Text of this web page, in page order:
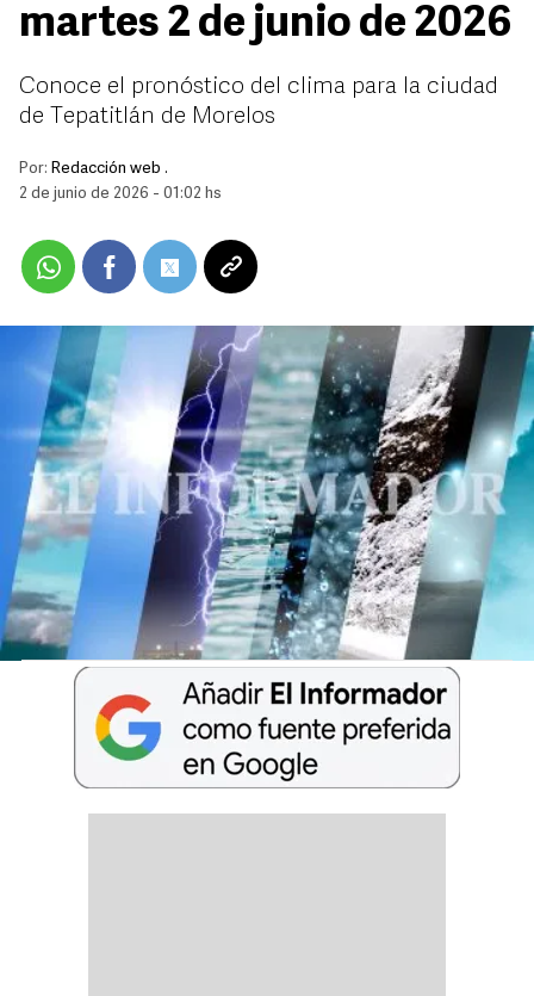
martes 2 de junio de 2026
Conoce el pronóstico del clima para la ciudad
de Tepatitlán de Morelos
Por: Redacción web .
2 de junio de 2026 - 01:02 hs